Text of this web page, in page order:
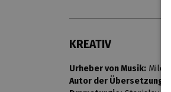
KREATIV
Urheber von Musik: Miloš
Autor der Übersetzung: